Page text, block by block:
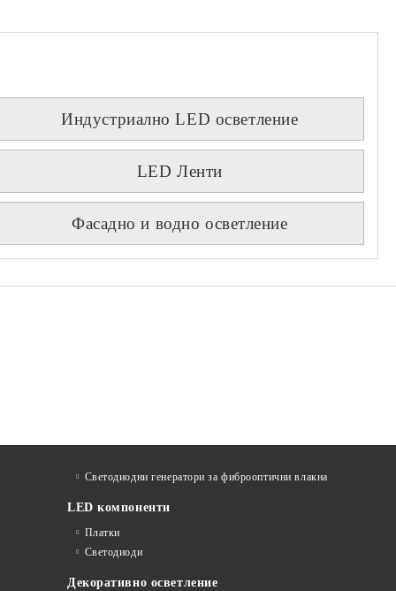
Индустриално LED осветление
LED Ленти
Фасадно и водно осветление
Светодиодни генератори за фиброоптични влакна
LED компоненти
Платки
Светодиоди
Декоративно осветление